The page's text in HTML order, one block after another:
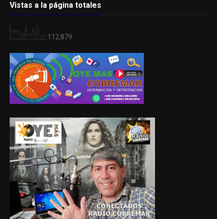
Vistas a la página totales
112,879